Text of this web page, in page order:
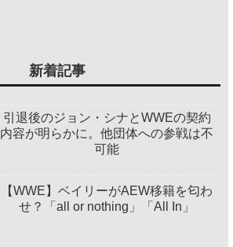
新着記事
引退後のジョン・シナとWWEの契約
内容が明らかに。他団体への参戦は不
可能
【WWE】ベイリーがAEW移籍を匂わ
せ？「all or nothing」「All In」